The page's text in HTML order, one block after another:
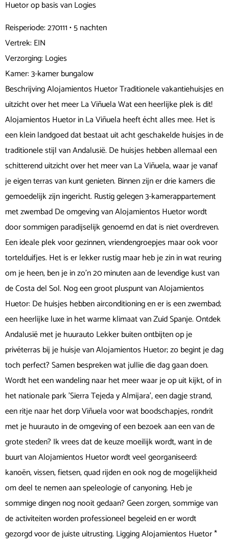
Huetor op basis van Logies
Reisperiode: 270111 • 5 nachten
Vertrek: EIN
Verzorging: Logies
Kamer: 3-kamer bungalow
Beschrijving Alojamientos Huetor Traditionele vakantiehuisjes en
uitzicht over het meer La Viñuela Wat een heerlijke plek is dit!
Alojamientos Huetor in La Viñuela heeft écht alles mee. Het is
een klein landgoed dat bestaat uit acht geschakelde huisjes in de
traditionele stijl van Andalusië. De huisjes hebben allemaal een
schitterend uitzicht over het meer van La Viñuela, waar je vanaf
je eigen terras van kunt genieten. Binnen zijn er drie kamers die
gemoedelijk zijn ingericht. Rustig gelegen 3-kamerappartement
met zwembad De omgeving van Alojamientos Huetor wordt
door sommigen paradijselijk genoemd en dat is niet overdreven.
Een ideale plek voor gezinnen, vriendengroepjes maar ook voor
tortelduifjes. Het is er lekker rustig maar heb je zin in wat reuring
om je heen, ben je in zo’n 20 minuten aan de levendige kust van
de Costa del Sol. Nog een groot pluspunt van Alojamientos
Huetor: De huisjes hebben airconditioning en er is een zwembad;
een heerlijke luxe in het warme klimaat van Zuid Spanje. Ontdek
Andalusië met je huurauto Lekker buiten ontbijten op je
privéterras bij je huisje van Alojamientos Huetor; zo begint je dag
toch perfect? Samen bespreken wat jullie die dag gaan doen.
Wordt het een wandeling naar het meer waar je op uit kijkt, of in
het nationale park 'Sierra Tejeda y Almijara', een dagje strand,
een ritje naar het dorp Viñuela voor wat boodschapjes, rondrit
met je huurauto in de omgeving of een bezoek aan een van de
grote steden? Ik vrees dat de keuze moeilijk wordt, want in de
buurt van Alojamientos Huetor wordt veel georganiseerd:
kanoën, vissen, fietsen, quad rijden en ook nog de mogelijkheid
om deel te nemen aan speleologie of canyoning. Heb je
sommige dingen nog nooit gedaan? Geen zorgen, sommige van
de activiteiten worden professioneel begeleid en er wordt
gezorgd voor de juiste uitrusting. Ligging Alojamientos Huetor *